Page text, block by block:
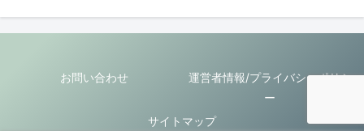
お問い合わせ
運営者情報/プライバシーポリシ
ー
サイトマップ